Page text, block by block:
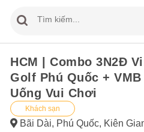
HCM | Combo 3N2Đ
Golf Phú Quốc +
Uống Vui Chơi
Khách sạn
Bãi Dài, Phú Quốc, Kiên